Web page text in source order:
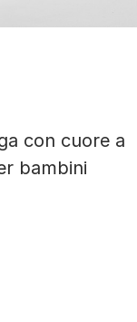
con cuore a
bambini